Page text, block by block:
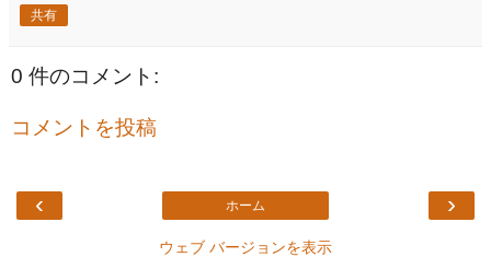
共有
0 件のコメント:
コメントを投稿
‹ ›
ホーム
ウェブ バージョンを表示